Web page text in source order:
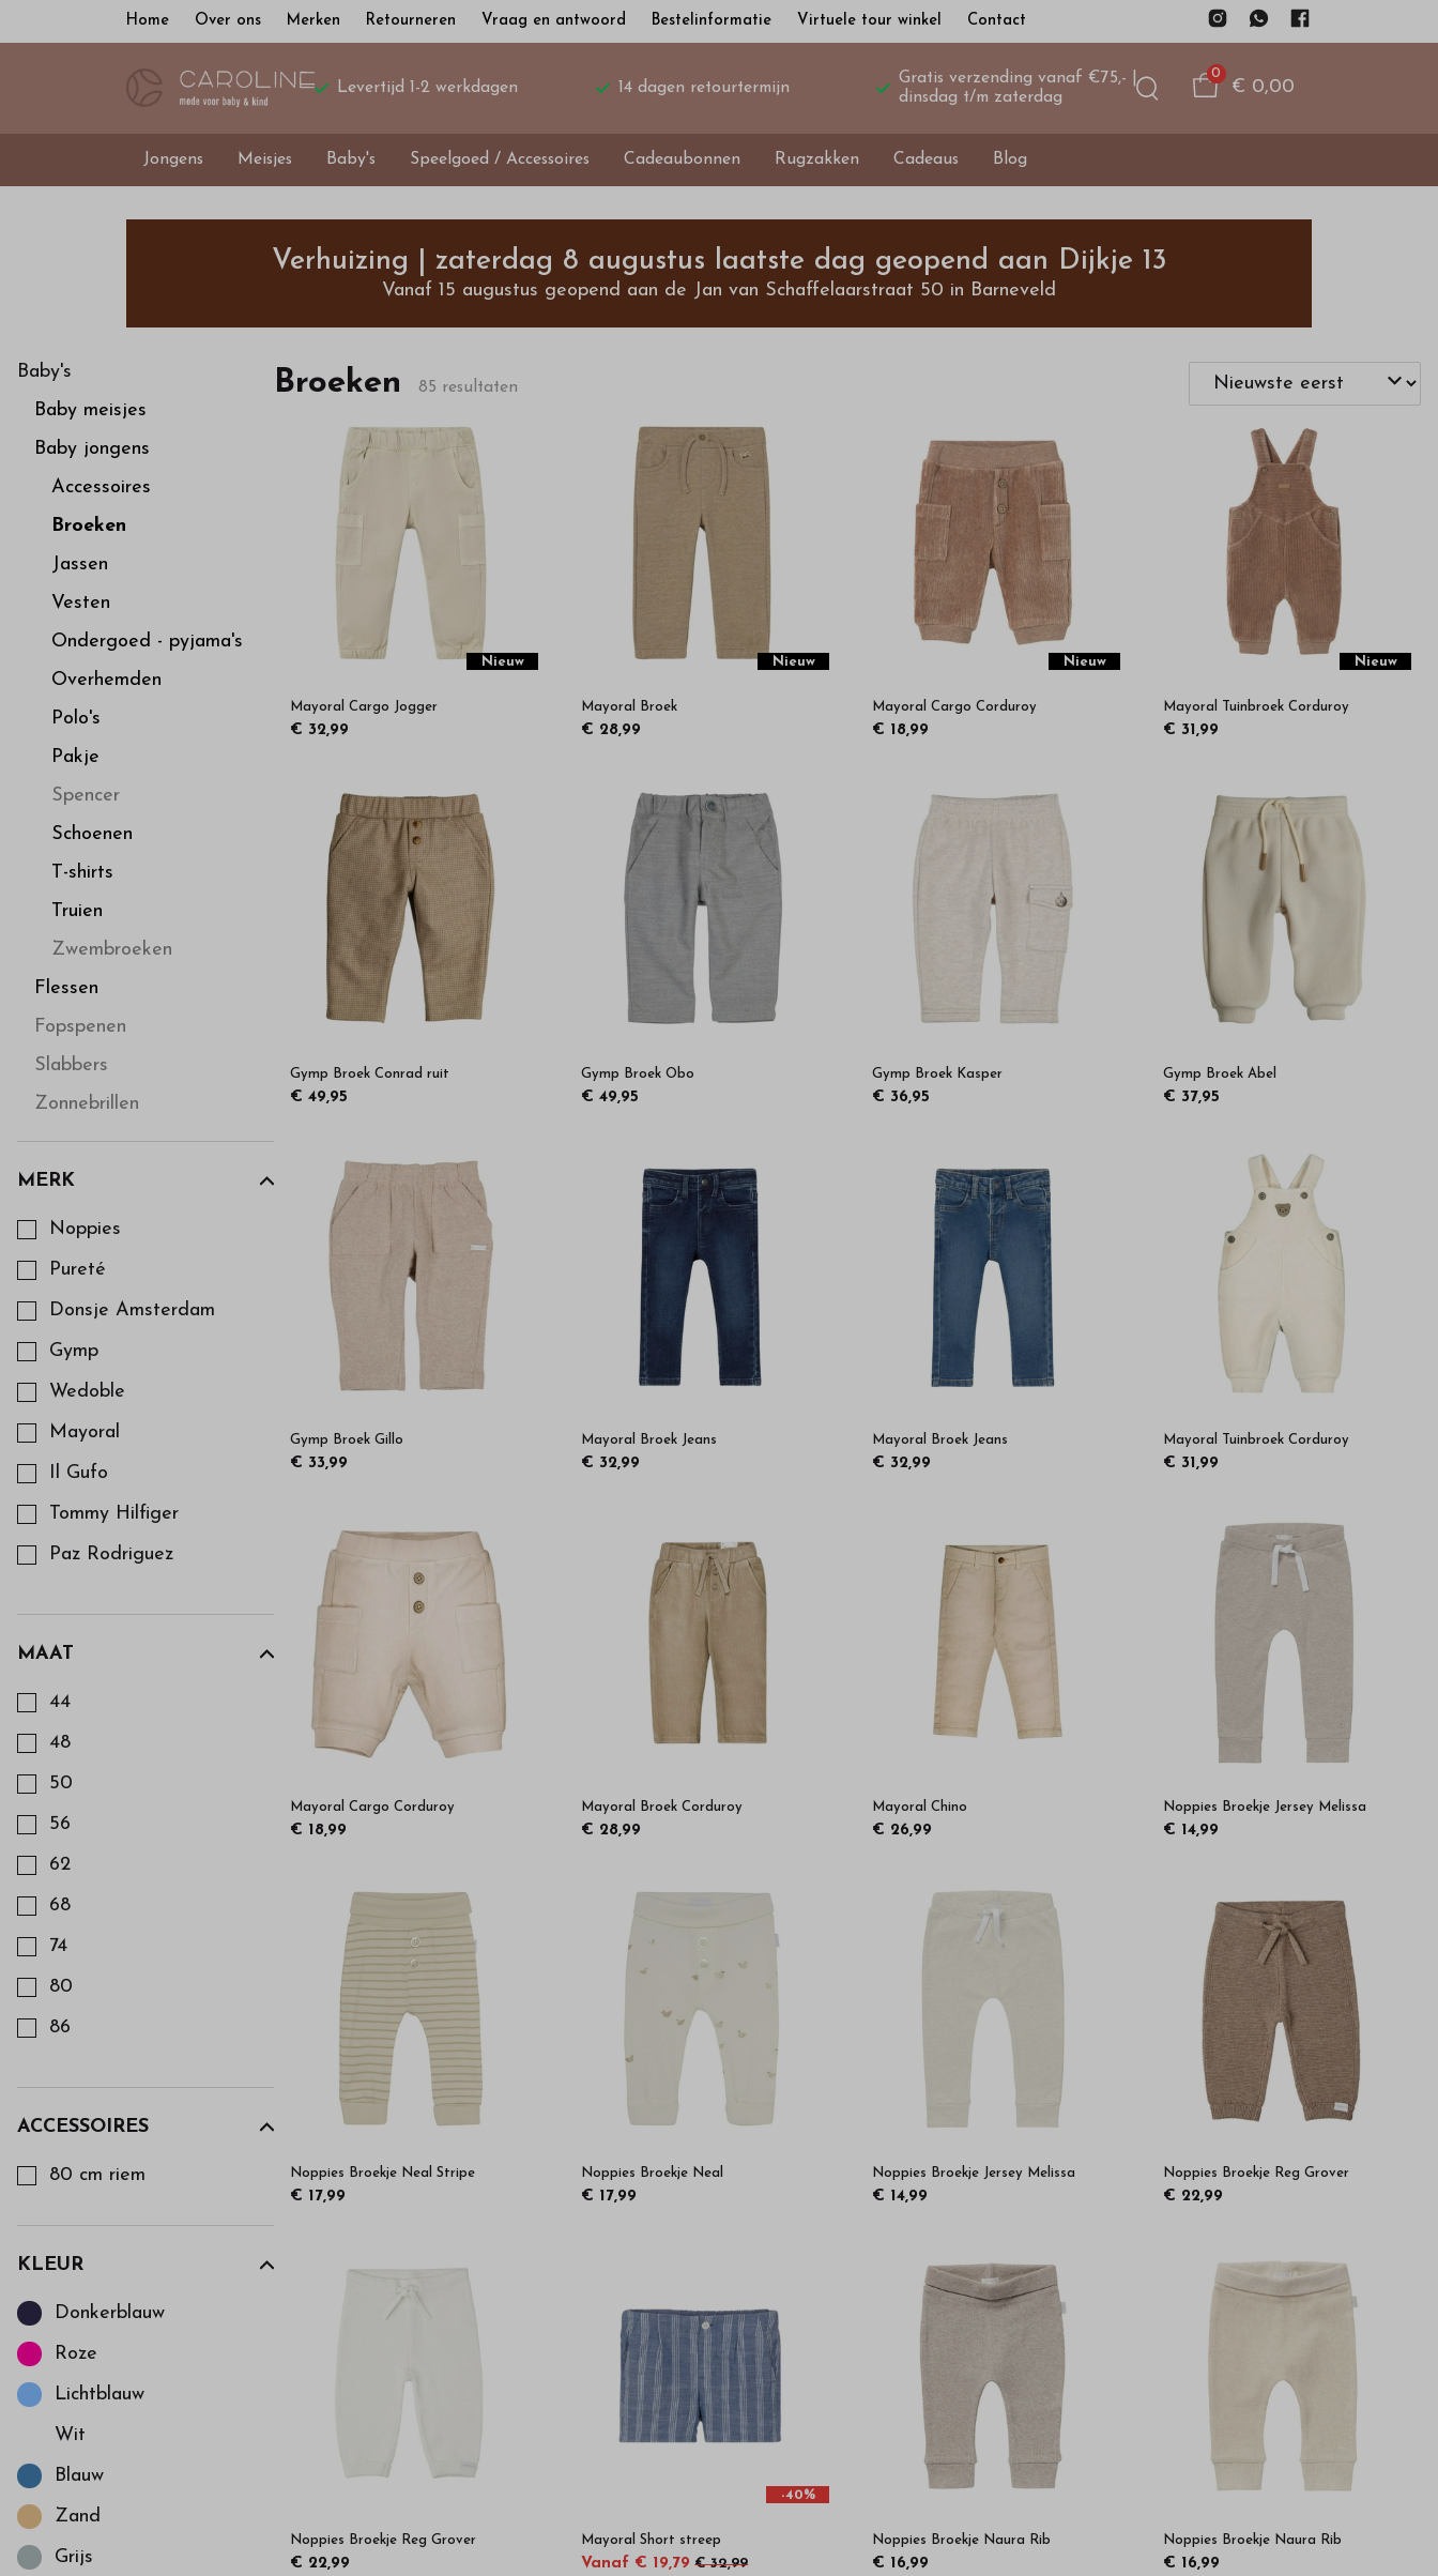
Home Over ons Merken Retourneren Vraag en antwoord Bestelinformatie Virtuele tour winkel Contact
Levertijd 1-2 werkdagen 14 dagen retourtermijn
Gratis verzending vanaf €75,- |
dinsdag t/m zaterdag
0
€ 0,00
Jongens Meisjes Baby's Speelgoed / Accessoires Cadeaubonnen Rugzakken Cadeaus Blog
Broeken
Bestel
kinderkleding
van
hoge
kwaliteit
onze
webshop
Verhuizing | zaterdag 8 augustus laatste dag geopend aan Dijkje 13
Vanaf 15 augustus geopend aan de Jan van Schaffelaarstraat 50 in Barneveld
Baby's
Baby meisjes
Baby jongens
Accessoires
Broeken
Jassen
Vesten
Ondergoed - pyjama's
Overhemden
Polo's
Pakje
Spencer
Schoenen
T-shirts
Truien
Zwembroeken
Flessen
Fopspenen
Slabbers
Zonnebrillen
MERK
Noppies
Pureté
Donsje Amsterdam
Gymp
Wedoble
Mayoral
Il Gufo
Tommy Hilfiger
Paz Rodriguez
MAAT
44
48
50
56
62
68
74
80
86
128
ACCESSOIRES
80 cm riem
KLEUR
Donkerblauw
Roze
Lichtblauw
Wit
Blauw
Zand
Grijs
Broeken 85 resultaten
Nieuw
Mayoral Cargo Jogger
€ 32,99
Nieuw
Mayoral Broek
€ 28,99
Nieuw
Mayoral Cargo Corduroy
€ 18,99
Nieuw
Mayoral Tuinbroek Corduroy
€ 31,99
Gymp Broek Conrad ruit
€ 49,95
Gymp Broek Obo
€ 49,95
Gymp Broek Kasper
€ 36,95
Gymp Broek Abel
€ 37,95
Gymp Broek Gillo
€ 33,99
Mayoral Broek Jeans
€ 32,99
Mayoral Broek Jeans
€ 32,99
Mayoral Tuinbroek Corduroy
€ 31,99
Mayoral Cargo Corduroy
€ 18,99
Mayoral Broek Corduroy
€ 28,99
Mayoral Chino
€ 26,99
Noppies Broekje Jersey Melissa
€ 14,99
Noppies Broekje Neal Stripe
€ 17,99
Noppies Broekje Neal
€ 17,99
Noppies Broekje Jersey Melissa
€ 14,99
Noppies Broekje Reg Grover
€ 22,99
Noppies Broekje Reg Grover
€ 22,99
-40%
Mayoral Short streep
Vanaf € 19,79 € 32,99
Noppies Broekje Naura Rib
€ 16,99
Noppies Broekje Naura Rib
€ 16,99